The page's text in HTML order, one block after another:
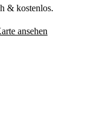
& kostenlos.
ansehen